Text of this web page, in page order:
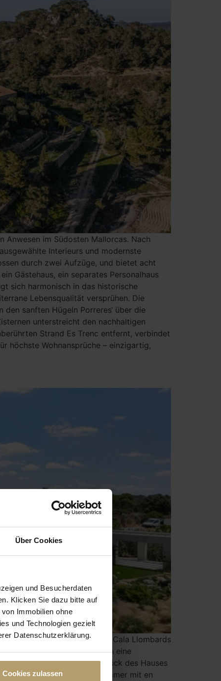
Über Cookies
und Besucherdaten
Klicken Sie dazu bitte auf
Immobilien ohne
und Technologien gezielt
Datenschutzerklärung.
Cookies zulassen
Anwesen im Südosten Mallorcas. Nach
Interieurs und modernste
durch zwei Aufzüge, und bietet acht
Gästehaus, ein separates Personalhaus
sich harmonisch in das historische
Lebensqualität versprühen. Die
sanften Hügeln Porreres‘ über die
unterstreicht den nachhaltigen
Strand Es Trenc entfernt, verbindet
höchste Wohnansprüche – einzigartig,
Buchten Cala S’Almunia, Cala Llombards
ca. 18.147 m² entfaltet sich eine
besticht. Das Herzstück des Hauses
Insgesamt sechs Schlafzimmer mit en